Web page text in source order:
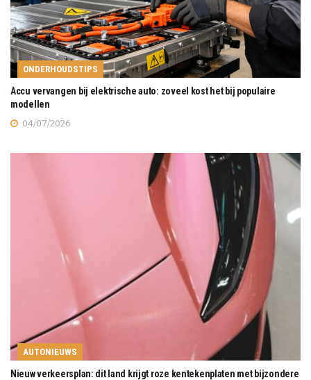
ONDERHOUDSTIPS
Accu vervangen bij elektrische auto: zoveel kost het bij populaire
modellen
04/07/2026
AUTONIEUWS
Nieuw verkeersplan: dit land krijgt roze kentekenplaten met bijzondere